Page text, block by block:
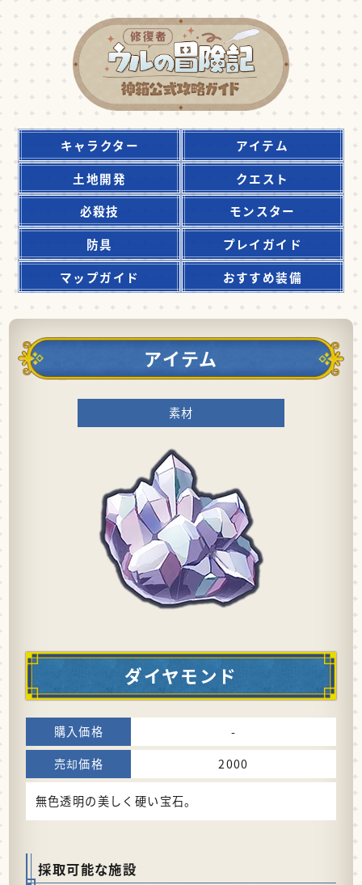
キャラクター
アイテム
土地開発
クエスト
必殺技
モンスター
防具
プレイガイド
マップガイド
おすすめ装備
アイテム
素材
ダイヤモンド
-
2000
無色透明の美しく硬い宝石。
採取可能な施設